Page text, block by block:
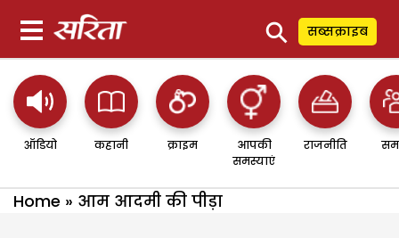
⚲ सब्सक्राइब
ऑडियो कहानी क्राइम
आपकी
समस्याएं
राजनीति
Home » आम आदमी की पीड़ा